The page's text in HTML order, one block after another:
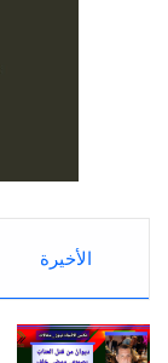
الأخيرة